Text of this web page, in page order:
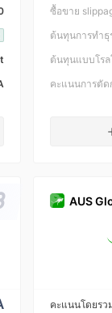
ซื้อขาย
ต้นทุนการทำธุ
ต้นทุนแบบโรล
คะแนนการตัด
AUS
คะแนนโดยรว